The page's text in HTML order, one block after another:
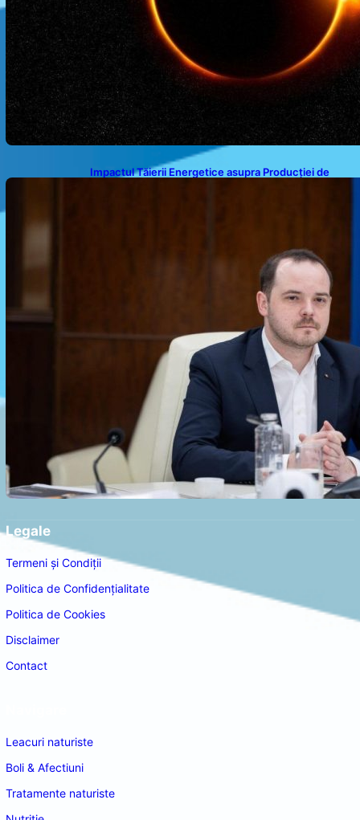
Impactul Tăierii Energetice asupra Producției de
Legale
Termeni și Condiții
Politica de Confidențialitate
Politica de Cookies
Disclaimer
Contact
Leacuri naturiste
Boli & Afectiuni
Tratamente naturiste